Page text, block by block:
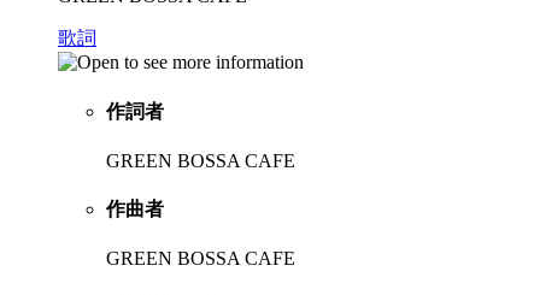
歌詞
作詞者
GREEN BOSSA CAFE
作曲者
GREEN BOSSA CAFE